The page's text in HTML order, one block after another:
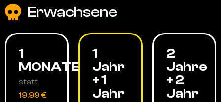
Erwachsene
1
MONATE
statt
19.99 €
1
Jahr
+ 1
Jahr
2
Jahre
+ 2
Jahr